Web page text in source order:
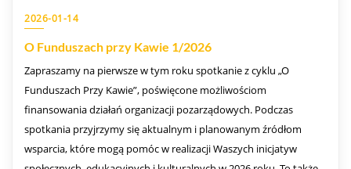
2026-01-14
O Funduszach przy Kawie 1/2026
Zapraszamy na pierwsze w tym roku spotkanie z cyklu „O
Funduszach Przy Kawie”, poświęcone możliwościom
finansowania działań organizacji pozarządowych. Podczas
spotkania przyjrzymy się aktualnym i planowanym źródłom
wsparcia, które mogą pomóc w realizacji Waszych inicjatyw